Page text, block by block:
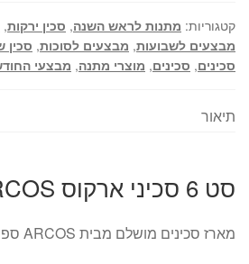
קטגוריות: מתנות לראש השנה, סכין ירקות,
מבצעים לשבועות, מבצעים לסוכות, סכין
סכינים, סכינים, מוצרי מתנה, מבצעי
תיאור
סט 6 סכיני ארקוס ARCOS.
מארז סכינים מושלם מבית ARCOS ספרד הכולל: